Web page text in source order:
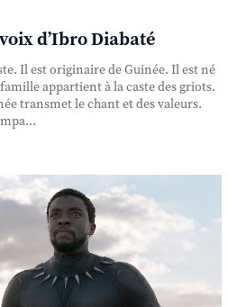
d’Ibro Diabaté
Il est originaire de Guinée. Il est né
appartient à la caste des griots.
transmet le chant et des valeurs.